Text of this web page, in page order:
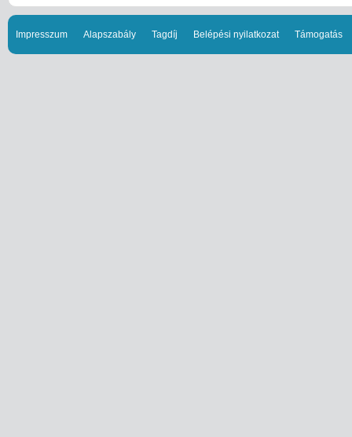
Impresszum Alapszabály Tagdíj Belépési nyilatkozat Támogatás